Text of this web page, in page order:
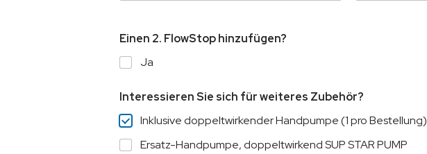
Einen 2. FlowStop hinzufügen?
Ja
Interessieren Sie sich für weiteres Zubehör?
Inklusive doppeltwirkender Handpumpe (1 pro Bestellung)
Ersatz-Handpumpe, doppeltwirkend SUP STAR PUMP